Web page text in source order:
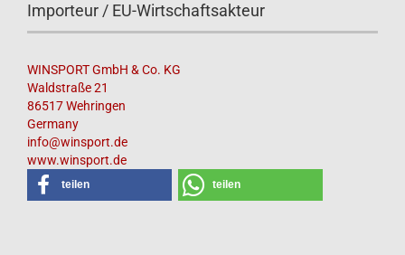
Importeur / EU-Wirtschaftsakteur
WINSPORT GmbH & Co. KG
Waldstraße 21
86517 Wehringen
Germany
info@winsport.de
www.winsport.de
teilen teilen